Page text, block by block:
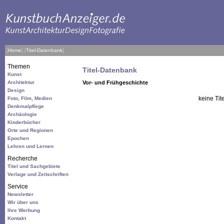
[Home] [Titel-Datenbank]
Themen
Kunst
Architektur
Design
Foto, Film, Medien
Denkmalpflege
Archäologie
Kinderbücher
Orte und Regionen
Epochen
Lehren und Lernen
Recherche
Titel und Sachgebiete
Verlage und Zeitschriften
Service
Newsletter
Wir über uns
Ihre Werbung
Kontakt
Titel-Datenbank
Vor- und Frühgeschichte
keine